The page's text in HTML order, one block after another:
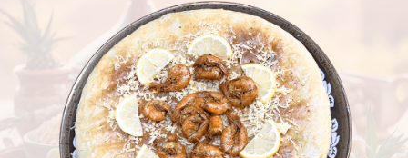
اختيار
الخيارات
على
صفحة
المنتج